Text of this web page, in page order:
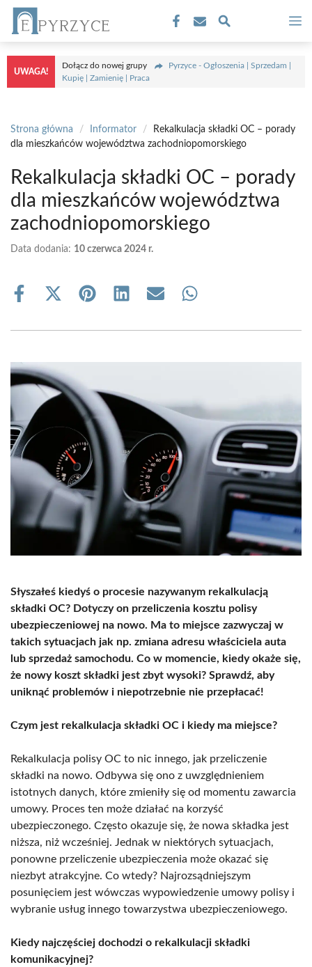
Przejdź
treści
UWAGA!
Dołącz do nowej grupy
Pyrzyce - Ogłoszenia | Sprzedam |
Kupię | Zamienię | Praca
Strona główna / Informator /
Rekalkulacja składki OC – porady
dla mieszkańców województwa zachodniopomorskiego
Rekalkulacja składki OC – porady
dla mieszkańców województwa
zachodniopomorskiego
Data dodania: 10 czerwca 2024 r.
Share
Share
(Twitter)
Share Share Share Share
Słyszałeś kiedyś o procesie nazywanym rekalkulacją
składki OC? Dotyczy on przeliczenia kosztu polisy
ubezpieczeniowej na nowo. Ma to miejsce zazwyczaj w
takich sytuacjach jak np. zmiana adresu właściciela auta
lub sprzedaż samochodu. Co w momencie, kiedy okaże się,
że nowy koszt składki jest zbyt wysoki? Sprawdź, aby
uniknąć problemów i niepotrzebnie nie przepłacać!
Czym jest rekalkulacja składki OC i kiedy ma miejsce?
Rekalkulacja polisy OC to nic innego, jak przeliczenie
składki na nowo. Odbywa się ono z uwzględnieniem
istotnych danych, które zmieniły się od momentu zawarcia
umowy. Proces ten może działać na korzyść
ubezpieczonego. Często okazuje się, że nowa składka jest
niższa, niż wcześniej. Jednak w niektórych sytuacjach,
ponowne przeliczenie ubezpieczenia może okazać się
niezbyt atrakcyjne. Co wtedy? Najrozsądniejszym
posunięciem jest wówczas wypowiedzenie umowy polisy i
wybranie usług innego towarzystwa ubezpieczeniowego.
Kiedy najczęściej dochodzi o rekalkulacji składki
komunikacyjnej?